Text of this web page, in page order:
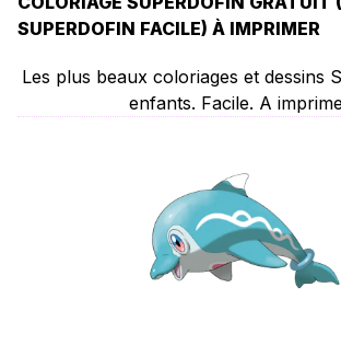
SUPERDOFIN FACILE) À IMPRIMER
Les plus beaux coloriages et dessins
enfants. Facile. A